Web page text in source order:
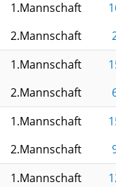
1.Mannschaft
2.Mannschaft
1.Mannschaft
2.Mannschaft
1.Mannschaft
2.Mannschaft
1.Mannschaft